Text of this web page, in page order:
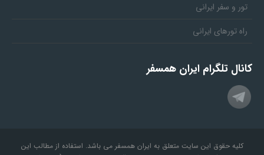
تور و سفر ایرانی
راه تورهای ایرانی
کانال تلگرام ایران همسفر
کلیه حقوق این سایت متعلق به ایران همسفر می باشد. استفاده از مطالب این